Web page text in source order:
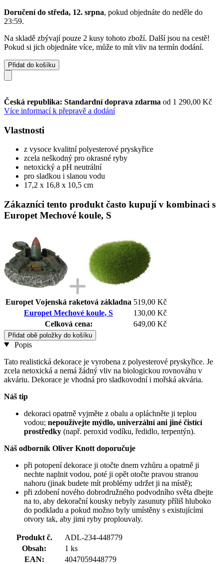
Doručení do středa, 12. srpna, pokud objednáte do neděle do
23:59.
Na skladě zbývají pouze 2 kusy tohoto zboží. Další jsou na cestě!
Pokud si jich objednáte více, může to mít vliv na termín dodání.
Přidat do košíku
Česká republika: Standardní doprava zdarma od 1 290,00 Kč
Více informací k přepravě a dodání
Vlastnosti
z vysoce kvalitní polyesterové pryskyřice
zcela neškodný pro okrasné ryby
netoxický a pH neutrální
pro sladkou i slanou vodu
17,2 x 16,8 x 10,5 cm
Zákazníci tento produkt často kupují v kombinaci s
Europet Mechové koule, S
Europet Vojenská raketová základna 519,00 Kč
Europet Mechové koule, S
130,00 Kč
Celková cena:
649,00 Kč
Přidat obě položky do košíku
Popis
Tato realistická dekorace je vyrobena z polyesterové pryskyřice. Je
zcela netoxická a nemá žádný vliv na biologickou rovnováhu v
akváriu. Dekorace je vhodná pro sladkovodní i mořská akvária.
Náš tip
dekoraci opatrně vyjměte z obalu a opláchněte ji teplou
vodou; nepoužívejte mýdlo, univerzální ani jiné čistící
prostředky (např. peroxid vodíku, ředidlo, terpentýn).
Náš odborník Oliver Knott doporučuje
při potopení dekorace ji otočte dnem vzhůru a opatrně ji
nechte naplnit vodou, poté ji opět otočte pravou stranou
nahoru (jinak budete mít problémy udržet ji na místě);
při zdobení nového dobrodružného podvodního světa dbejte
na to, aby dekorační kousky nebyly zasunuty příliš hluboko
do podkladu a pokud možno byly umístěny s existujícími
otvory tak, aby jimi ryby proplouvaly.
Produkt č.
ADL-234-448779
Obsah:
1 ks
EAN:
4047059448779